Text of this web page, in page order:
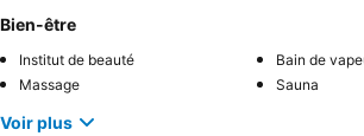
Bien-être
Institut de beauté
Bain de
Massage
Sauna
Voir plus